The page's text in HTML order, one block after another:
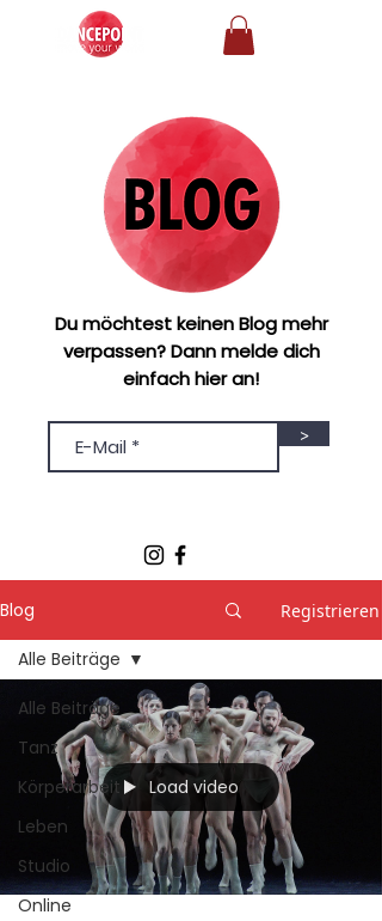
Du möchtest keinen Blog mehr
verpassen? Dann melde dich
einfach hier an!
>
Blog Registrieren
Alle Beiträge
Tanz
Körperarbeit
Leben
Studio
Online
Alle Beiträge
Load video